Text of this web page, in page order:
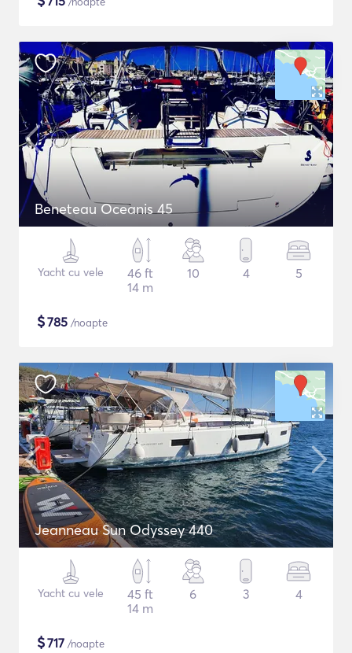
Beneteau Oceanis 45
Yacht cu vele
46 ft
14 m
10 4 5
$785 /noapte
Jeanneau Sun Odyssey 440
Yacht cu vele
45 ft
14 m
6 3 4
$717 /noapte